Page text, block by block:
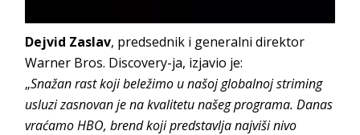
Dejvid Zaslav, predsednik i generalni direktor
Warner Bros. Discovery-ja, izjavio je:
„Snažan rast koji beležimo u našoj globalnoj striming
usluzi zasnovan je na kvalitetu našeg programa. Danas
vraćamo HBO, brend koji predstavlja najviši nivo